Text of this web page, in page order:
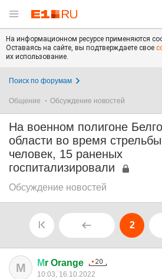
На информационном ресурсе применяются
Оставаясь на сайте, вы подтверждаете свое
их использование.
Поиск по форумам
Общение Обсуждение новостей
На военном полигоне
области во время
человек, 15 раненых
госпитализировали
Обсуждение новостей
2
М Мr Orange
10:03, 16.10.2022